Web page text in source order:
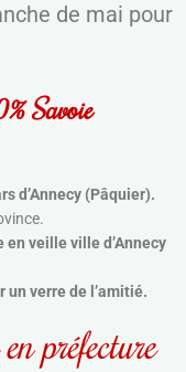
de mai pour
Savoie
d’Annecy (Pâquier).
veille ville d’Annecy
un verre de l’amitié.
préfecture